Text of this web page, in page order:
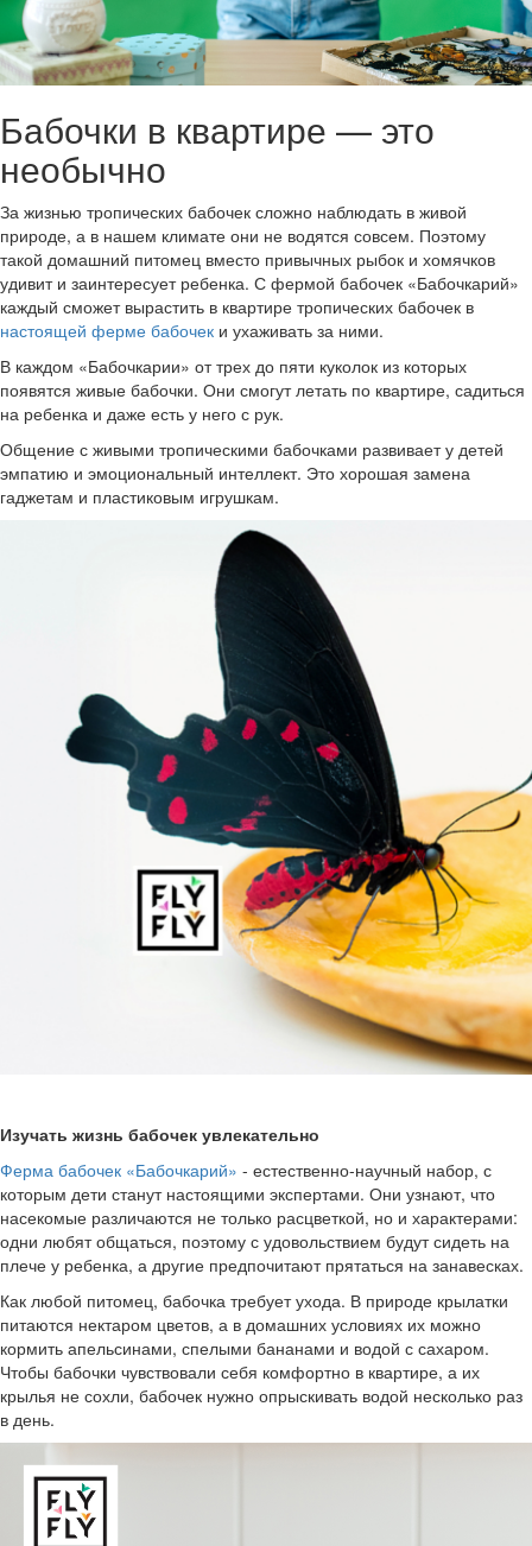
Бабочки в квартире — это
необычно
За жизнью тропических бабочек сложно наблюдать в живой
природе, а в нашем климате они не водятся совсем. Поэтому
такой домашний питомец вместо привычных рыбок и хомячков
удивит и заинтересует ребенка. С фермой бабочек «Бабочкарий»
каждый сможет вырастить в квартире тропических бабочек в
настоящей ферме бабочек и ухаживать за ними.
В каждом «Бабочкарии» от трех до пяти куколок из которых
появятся живые бабочки. Они смогут летать по квартире, садиться
на ребенка и даже есть у него с рук.
Общение с живыми тропическими бабочками развивает у детей
эмпатию и эмоциональный интеллект. Это хорошая замена
гаджетам и пластиковым игрушкам.
Изучать жизнь бабочек увлекательно
Ферма бабочек «Бабочкарий» - естественно-научный набор, с
которым дети станут настоящими экспертами. Они узнают, что
насекомые различаются не только расцветкой, но и характерами:
одни любят общаться, поэтому с удовольствием будут сидеть на
плече у ребенка, а другие предпочитают прятаться на занавесках.
Как любой питомец, бабочка требует ухода. В природе крылатки
питаются нектаром цветов, а в домашних условиях их можно
кормить апельсинами, спелыми бананами и водой с сахаром.
Чтобы бабочки чувствовали себя комфортно в квартире, а их
крылья не сохли, бабочек нужно опрыскивать водой несколько раз
в день.